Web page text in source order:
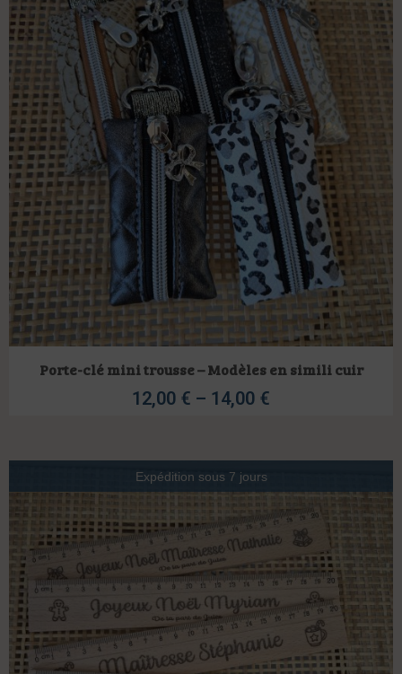
Porte-clé mini trousse – Modèles en simili cuir
12,00 € – 14,00 €
Expédition sous 7 jours